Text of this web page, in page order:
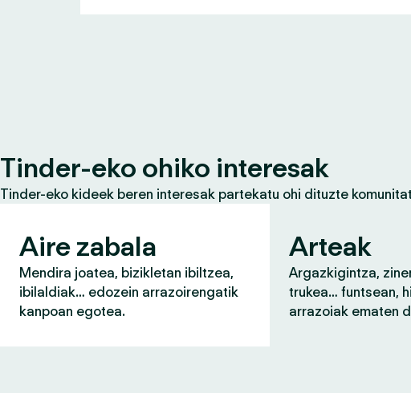
Tinder-eko ohiko interesak
Tinder-eko kideek beren interesak partekatu ohi dituzte
Aire zabala
Mendira joatea, bizikletan ibiltzea,
ibilaldiak… edozein arrazoirengatik
kanpoan egotea.
Arteak
Argazkigintza,
trukea… funtsean,
arrazoiak ematen